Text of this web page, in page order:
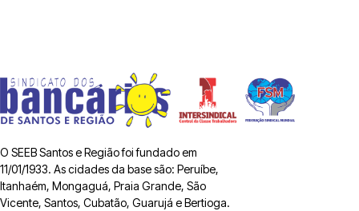
O SEEB Santos e Região foi fundado em
11/01/1933. As cidades da base são: Peruíbe,
Itanhaém, Mongaguá, Praia Grande, São
Vicente, Santos, Cubatão, Guarujá e Bertioga.